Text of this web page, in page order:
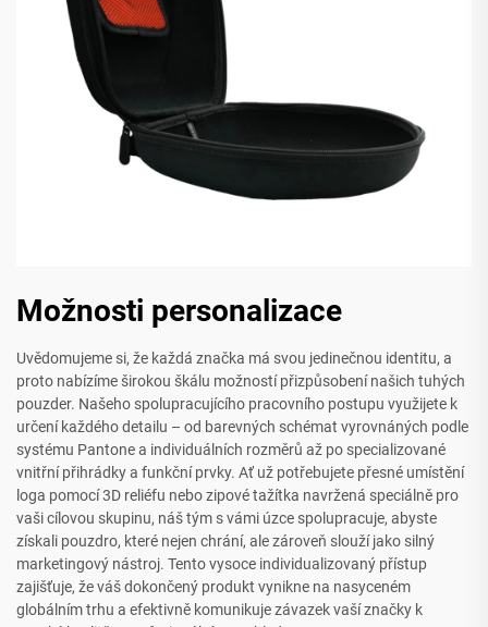
Možnosti personalizace
Uvědomujeme si, že každá značka má svou jedinečnou identitu, a
proto nabízíme širokou škálu možností přizpůsobení našich tuhých
pouzder. Našeho spolupracujícího pracovního postupu využijete k
určení každého detailu – od barevných schémat vyrovnáných podle
systému Pantone a individuálních rozměrů až po specializované
vnitřní přihrádky a funkční prvky. Ať už potřebujete přesné umístění
loga pomocí 3D reliéfu nebo zipové tažítka navržená speciálně pro
vaši cílovou skupinu, náš tým s vámi úzce spolupracuje, abyste
získali pouzdro, které nejen chrání, ale zároveň slouží jako silný
marketingový nástroj. Tento vysoce individualizovaný přístup
zajišťuje, že váš dokončený produkt vynikne na nasyceném
globálním trhu a efektivně komunikuje závazek vaší značky k